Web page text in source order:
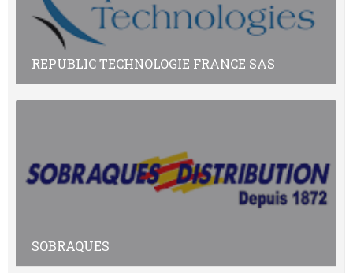
REPUBLIC TECHNOLOGIE FRANCE SAS
SOBRAQUES